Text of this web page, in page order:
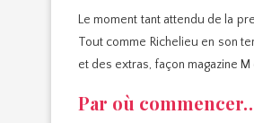
Le moment tant attendu de la
Tout comme Richelieu en son
et des extras, façon magazine
Par où